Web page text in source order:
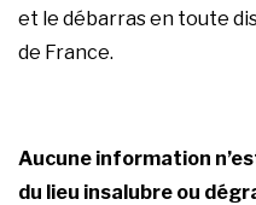
et le débarras en toute
de France.
Aucune information
du lieu insalubre ou